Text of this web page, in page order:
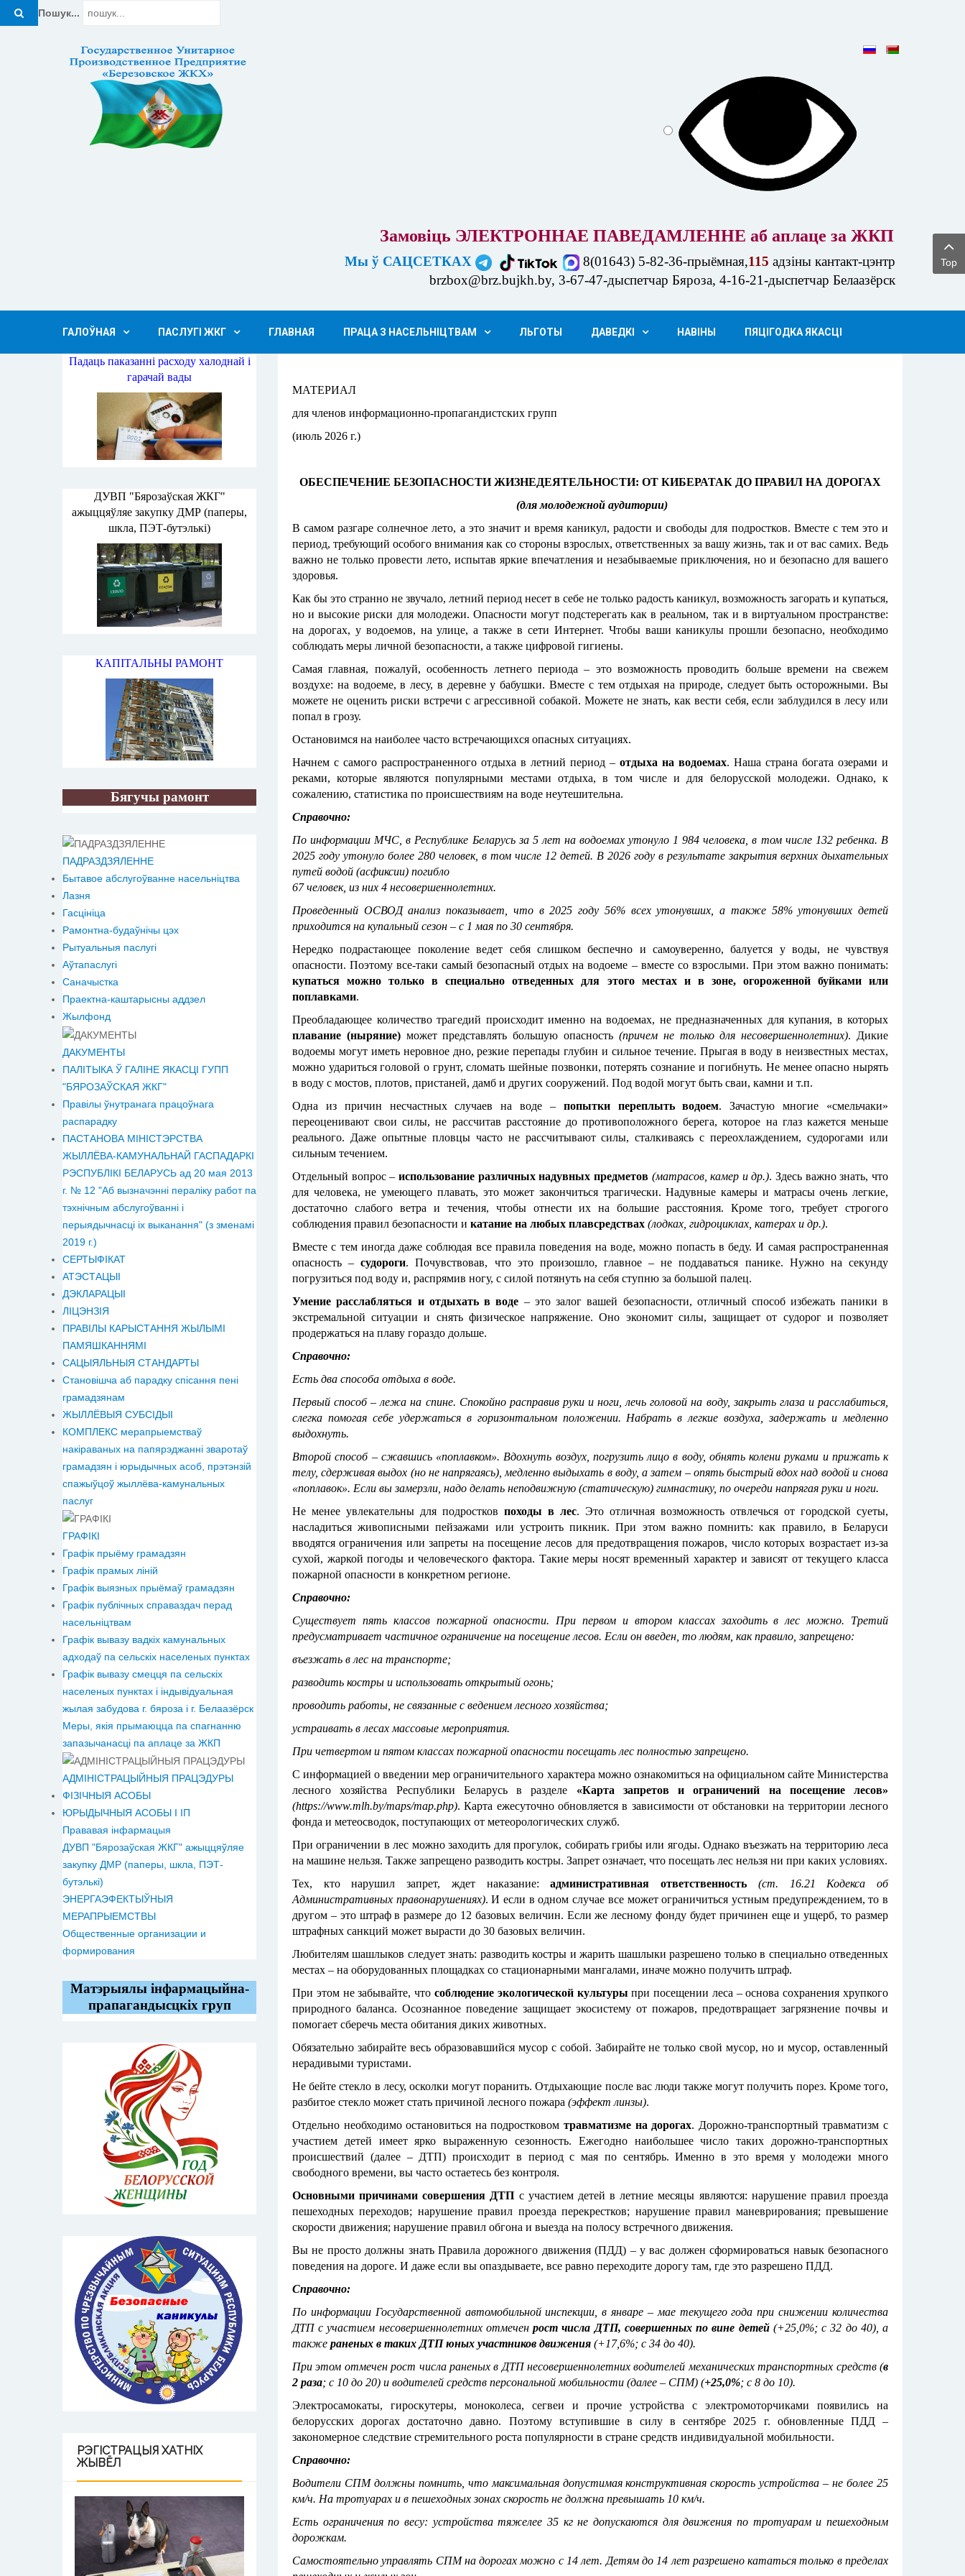
Пошук...
Замовіць ЭЛЕКТРОННАЕ ПАВЕДАМЛЕННЕ аб аплаце за ЖКП
Мы ў САЦСЕТКАХ 8(01643) 5-82-36-прыёмная,115 адзіны кантакт-цэнтр
brzbox@brz.bujkh.by, 3-67-47-дыспетчар Бяроза, 4-16-21-дыспетчар Белаазёрск
ГАЛОЎНАЯ ПАСЛУГІ ЖКГ ГЛАВНАЯ ПРАЦА З НАСЕЛЬНІЦТВАМ ЛЬГОТЫ ДАВЕДКІ НАВІНЫ ПЯЦІГОДКА ЯКАСЦІ
МАТЕРИАЛ
для членов информационно-пропагандистских групп
(июль 2026 г.)
ОБЕСПЕЧЕНИЕ БЕЗОПАСНОСТИ ЖИЗНЕДЕЯТЕЛЬНОСТИ: ОТ КИБЕРАТАК ДО ПРАВИЛ НА ДОРОГАХ
(для молодежной аудитории)
В самом разгаре солнечное лето, а это значит и время каникул, радости и свободы для подростков. Вместе с тем это и
период, требующий особого внимания как со стороны взрослых, ответственных за вашу жизнь, так и от вас самих. Ведь
важно не только провести лето, испытав яркие впечатления и незабываемые приключения, но и безопасно для вашего
здоровья.
Как бы это странно не звучало, летний период несет в себе не только радость каникул, возможность загорать и купаться,
но и высокие риски для молодежи. Опасности могут подстерегать как в реальном, так и в виртуальном пространстве:
на дорогах, у водоемов, на улице, а также в сети Интернет. Чтобы ваши каникулы прошли безопасно, необходимо
соблюдать меры личной безопасности, а также цифровой гигиены.
Самая главная, пожалуй, особенность летнего периода – это возможность проводить больше времени на свежем
воздухе: на водоеме, в лесу, в деревне у бабушки. Вместе с тем отдыхая на природе, следует быть осторожными. Вы
можете не оценить риски встречи с агрессивной собакой. Можете не знать, как вести себя, если заблудился в лесу или
попал в грозу.
Остановимся на наиболее часто встречающихся опасных ситуациях.
Начнем с самого распространенного отдыха в летний период – отдыха на водоемах. Наша страна богата озерами и
реками, которые являются популярными местами отдыха, в том числе и для белорусской молодежи. Однако, к
сожалению, статистика по происшествиям на воде неутешительна.
Справочно:
По информации МЧС, в Республике Беларусь за 5 лет на водоемах утонуло 1 984 человека, в том числе 132 ребенка. В
2025 году утонуло более 280 человек, в том числе 12 детей. В 2026 году в результате закрытия верхних дыхательных
путей водой (асфиксии) погибло
67 человек, из них 4 несовершеннолетних.
Проведенный ОСВОД анализ показывает, что в 2025 году 56% всех утонувших, а также 58% утонувших детей
приходится на купальный сезон – с 1 мая по 30 сентября.
Нередко подрастающее поколение ведет себя слишком беспечно и самоуверенно, балуется у воды, не чувствуя
опасности. Поэтому все-таки самый безопасный отдых на водоеме – вместе со взрослыми. При этом важно понимать:
купаться можно только в специально отведенных для этого местах и в зоне, огороженной буйками или
поплавками.
Преобладающее количество трагедий происходит именно на водоемах, не предназначенных для купания, в которых
плавание (ныряние)может представлять большую опасность (причем не только для несовершеннолетних). Дикие
водоемы могут иметь неровное дно, резкие перепады глубин и сильное течение. Прыгая в воду в неизвестных местах,
можно удариться головой о грунт, сломать шейные позвонки, потерять сознание и погибнуть. Не менее опасно нырять
в воду с мостов, плотов, пристаней, дамб и других сооружений. Под водой могут быть сваи, камни и т.п.
Одна из причин несчастных случаев на воде – попытки переплыть водоем. Зачастую многие «смельчаки»
переоценивают свои силы, не рассчитав расстояние до противоположного берега, которое на глаз кажется меньше
реального. Даже опытные пловцы часто не рассчитывают силы, сталкиваясь с переохлаждением, судорогами или
сильным течением.
Отдельный вопрос – использование различных надувных предметов (матрасов, камер и др.). Здесь важно знать, что
для человека, не умеющего плавать, это может закончиться трагически. Надувные камеры и матрасы очень легкие,
достаточно слабого ветра и течения, чтобы отнести их на большие расстояния. Кроме того, требует строгого
соблюдения правил безопасности и катание на любых плавсредствах (лодках, гидроциклах, катерах и др.).
Вместе с тем иногда даже соблюдая все правила поведения на воде, можно попасть в беду. И самая распространенная
опасность –судороги. Почувствовав, что это произошло, главное – не поддаваться панике. Нужно на секунду
погрузиться под воду и, распрямив ногу, с силой потянуть на себя ступню за большой палец.
Умение расслабляться и отдыхать в воде – это залог вашей безопасности, отличный способ избежать паники в
экстремальной ситуации и снять физическое напряжение. Оно экономит силы, защищает от судорог и позволяет
продержаться на плаву гораздо дольше.
Справочно:
Есть два способа отдыха в воде.
Первый способ – лежа на спине. Спокойно расправив руки и ноги, лечь головой на воду, закрыть глаза и расслабиться,
слегка помогая себе удержаться в горизонтальном положении. Набрать в легкие воздуха, задержать и медленно
выдохнуть.
Второй способ – сжавшись «поплавком». Вдохнуть воздух, погрузить лицо в воду, обнять колени руками и прижать к
телу, сдерживая выдох (но не напрягаясь), медленно выдыхать в воду, а затем – опять быстрый вдох над водой и снова
«поплавок». Если вы замерзли, надо делать неподвижную (статическую) гимнастику, по очереди напрягая руки и ноги.
Не менее увлекательны для подростков походы в лес. Это отличная возможность отвлечься от городской суеты,
насладиться живописными пейзажами или устроить пикник. При этом важно помнить: как правило, в Беларуси
вводятся ограничения или запреты на посещение лесов для предотвращения пожаров, число которых возрастает из-за
сухой, жаркой погоды и человеческого фактора. Такие меры носят временный характер и зависят от текущего класса
пожарной опасности в конкретном регионе.
Справочно:
Существует пять классов пожарной опасности. При первом и втором классах заходить в лес можно. Третий
предусматривает частичное ограничение на посещение лесов. Если он введен, то людям, как правило, запрещено:
въезжать в лес на транспорте;
разводить костры и использовать открытый огонь;
проводить работы, не связанные с ведением лесного хозяйства;
устраивать в лесах массовые мероприятия.
При четвертом и пятом классах пожарной опасности посещать лес полностью запрещено.
С информацией о введении мер ограничительного характера можно ознакомиться на официальном сайте Министерства
лесного хозяйства Республики Беларусь в разделе «Карта запретов и ограничений на посещение лесов»
(https://www.mlh.by/maps/map.php). Карта ежесуточно обновляется в зависимости от обстановки на территории лесного
фонда и метеосводок, поступающих от метеорологических служб.
При ограничении в лес можно заходить для прогулок, собирать грибы или ягоды. Однако въезжать на территорию леса
на машине нельзя. Также запрещено разводить костры. Запрет означает, что посещать лес нельзя ни при каких условиях.
Тех, кто нарушил запрет, ждет наказание:административная ответственность
(ст. 16.21 Кодекса об
Административных правонарушениях). И если в одном случае все может ограничиться устным предупреждением, то в
другом – это штраф в размере до 12 базовых величин. Если же лесному фонду будет причинен еще и ущерб, то размер
штрафных санкций может вырасти до 30 базовых величин.
Любителям шашлыков следует знать: разводить костры и жарить шашлыки разрешено только в специально отведенных
местах – на оборудованных площадках со стационарными мангалами, иначе можно получить штраф.
При этом не забывайте, что соблюдение экологической культуры при посещении леса – основа сохранения хрупкого
природного баланса. Осознанное поведение защищает экосистему от пожаров, предотвращает загрязнение почвы и
помогает сберечь места обитания диких животных.
Обязательно забирайте весь образовавшийся мусор с собой. Забирайте не только свой мусор, но и мусор, оставленный
нерадивыми туристами.
Не бейте стекло в лесу, осколки могут поранить. Отдыхающие после вас люди также могут получить порез. Кроме того,
разбитое стекло может стать причиной лесного пожара (эффект линзы).
Отдельно необходимо остановиться на подростковом травматизме на дорогах. Дорожно-транспортный травматизм с
участием детей имеет ярко выраженную сезонность. Ежегодно наибольшее число таких дорожно-транспортных
происшествий (далее – ДТП) происходит в период с мая по сентябрь. Именно в это время у молодежи много
свободного времени, вы часто остаетесь без контроля.
Основными причинами совершения ДТП с участием детей в летние месяцы являются: нарушение правил проезда
пешеходных переходов; нарушение правил проезда перекрестков; нарушение правил маневрирования; превышение
скорости движения; нарушение правил обгона и выезда на полосу встречного движения.
Вы не просто должны знать Правила дорожного движения (ПДД) – у вас должен сформироваться навык безопасного
поведения на дороге. И даже если вы опаздываете, все равно переходите дорогу там, где это разрешено ПДД.
Справочно:
По информации Государственной автомобильной инспекции, в январе – мае текущего года при снижении количества
ДТП с участием несовершеннолетних отмеченрост числа ДТП, совершенных по вине детей(+25,0%; с 32 до 40), а
также раненых в таких ДТП юных участников движения (+17,6%; с 34 до 40).
При этом отмечен рост числа раненых в ДТП несовершеннолетних водителей механических транспортных средств (в
2 раза; с 10 до 20) и водителей средств персональной мобильности (далее – СПМ) (+25,0%; с 8 до 10).
Электросамокаты, гироскутеры, моноколеса, сегвеи и прочие устройства с электромоторчиками появились на
белорусских дорогах достаточно давно. Поэтому вступившие в силу в сентябре 2025 г. обновленные ПДД –
закономерное следствие стремительного роста популярности в стране средств индивидуальной мобильности.
Справочно:
Водители СПМ должны помнить, что максимальная допустимая конструктивная скорость устройства – не более 25
км/ч. На тротуарах и в пешеходных зонах скорость не должна превышать 10 км/ч.
Есть ограничения по весу: устройства тяжелее 35 кг не допускаются для движения по тротуарам и пешеходным
дорожкам.
Самостоятельно управлять СПМ на дорогах можно с 14 лет. Детям до 14 лет разрешено кататься только в пределах
Падаць паказанні расходу халоднай і
гарачай вады
ДУВП "Бярозаўская ЖКГ"
ажыццяўляе закупку ДМР (паперы,
шкла, ПЭТ-бутэлькі)
КАПІТАЛЬНЫ РАМОНТ
Бягучы рамонт
ПАДРАЗДЗЯЛЕННЕ
Бытавое абслугоўванне насельніцтва
Лазня
Гасцініца
Рамонтна-будаўнічы цэх
Рытуальныя паслугі
Аўтапаслугі
Саначыстка
Праектна-каштарысны аддзел
Жылфонд
ДАКУМЕНТЫ
ПАЛІТЫКА Ў ГАЛІНЕ ЯКАСЦІ ГУПП
"БЯРОЗАЎСКАЯ ЖКГ"
Правілы ўнутранага працоўнага
распарадку
ПАСТАНОВА МІНІСТЭРСТВА
ЖЫЛЛЁВА-КАМУНАЛЬНАЙ ГАСПАДАРКІ
РЭСПУБЛІКІ БЕЛАРУСЬ ад 20 мая 2013
г. № 12 "Аб вызначэнні пераліку работ па
тэхнічным абслугоўванні і
перыядычнасці іх выканання" (з зменамі
2019 г.)
СЕРТЫФІКАТ
АТЭСТАЦЫІ
ДЭКЛАРАЦЫІ
ЛІЦЭНЗІЯ
ПРАВІЛЫ КАРЫСТАННЯ ЖЫЛЫМІ
ПАМЯШКАННЯМІ
САЦЫЯЛЬНЫЯ СТАНДАРТЫ
Становiшча аб парадку спісання пені
грамадзянам
ЖЫЛЛЁВЫЯ СУБСІДЫІ
КОМПЛЕКС мерапрыемстваў
накіраваных на папярэджанні зваротаў
грамадзян і юрыдычных асоб, прэтэнзій
спажыўцоў жыллёва-камунальных
паслуг
ГРАФІКІ
Графік прыёму грамадзян
Графік прамых ліній
Графік выязных прыёмаў грамадзян
Графік публічных справаздач перад
насельніцтвам
Графік вывазу вадкіх камунальных
адходаў па сельскіх населеных пунктах
Графік вывазу смецця па сельскіх
населеных пунктах і індывідуальная
жылая забудова г. бяроза і г. Белаазёрск
Меры, якія прымаюцца па спагнанню
запазычанасці па аплаце за ЖКП
АДМІНІСТРАЦЫЙНЫЯ ПРАЦЭДУРЫ
ФІЗІЧНЫЯ АСОБЫ
ЮРЫДЫЧНЫЯ АСОБЫ І ІП
Прававая інфармацыя
ДУВП "Бярозаўская ЖКГ" ажыццяўляе
закупку ДМР (паперы, шкла, ПЭТ-
бутэлькі)
ЭНЕРГАЭФЕКТЫЎНЫЯ
МЕРАПРЫЕМСТВЫ
Общественные организации и
формирования
Матэрыялы інфармацыйна-
прапагандысцкіх груп
РЭГІСТРАЦЫЯ ХАТНІХ
ЖЫВЁЛ
Top